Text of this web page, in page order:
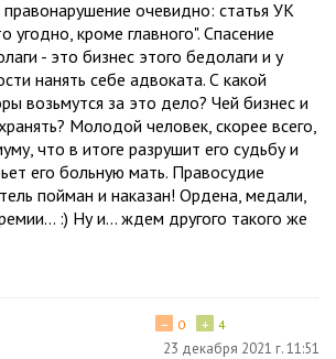
очевидно: статья УК
кроме главного". Спасение
- это бизнес этого бедолаги и у
нанять себе адвоката. С какой
возьмутся за это дело? Чей бизнес и
Молодой человек, скорее всего,
что в итоге разрушит его судьбу и
его больную мать. Правосудие
пойман и наказан! Ордена, медали,
:) Ну и... ждем другого такого же
+ 4
− 0
23 декабря 2021 г. 11:51